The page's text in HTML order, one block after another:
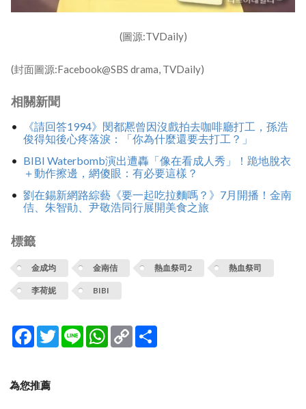
(圖源:TVDaily)
(封面圖源:Facebook@SBS drama, TVDaily)
相關新聞
《請回答1994》閔都凞曾因沒戲拍去咖啡廳打工，孫浩
俊得知後心疼落淚：「你為什麼還要去打工？」
BIBI Waterbomb演出遭轟「像在看成人秀」！跪地脫衣
＋動作擦邊，網傻眼：有必要這樣？
劉在錫新網路綜藝《要一起吃拉麵嗎？》7月開播！金南
佶、朱智勛、尹敬浩同行展開美食之旅
標籤
金成均 金南佶 熱血祭司2 熱血祭司
李荷妮 BIBI
Facebook
TwitterLine WhatsApp
Copy
Link
為您推薦